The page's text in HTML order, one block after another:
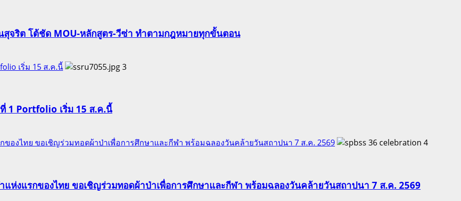
สุจริต โต้ชัด MOU-หลักสูตร-วีซ่า ทำตามกฎหมายทุกขั้นตอน
เริ่ม 15 ส.ค.นี้
3
1 Portfolio เริ่ม 15 ส.ค.นี้
ของไทย ขอเชิญร่วมทอดผ้าป่าเพื่อการศึกษาและกีฬา พร้อมฉลองวันคล้ายวันสถาปนา 7 ส.ค. 2569
4
แห่งแรกของไทย ขอเชิญร่วมทอดผ้าป่าเพื่อการศึกษาและกีฬา พร้อมฉลองวันคล้ายวันสถาปนา 7 ส.ค. 2569